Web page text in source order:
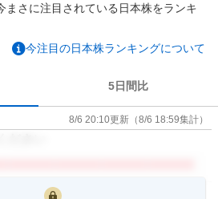
まさに注目されている日本株をランキ
今注目の日本株ランキングについて
5日間比
8/6 20:10更新 （8/6 18:59集計）
ださい